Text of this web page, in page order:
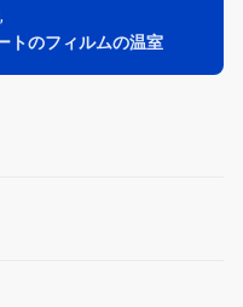
,
トのフィルムの温室